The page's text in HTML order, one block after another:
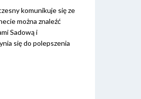
komunikuje się ze
można znaleźć
Sadową i
się do polepszenia